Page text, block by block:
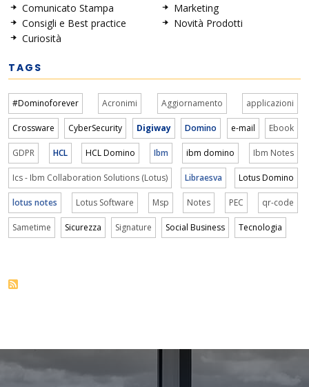
Comunicato Stampa
Consigli e Best practice
Curiosità
Marketing
Novità Prodotti
TAGS
#Dominoforever Acronimi Aggiornamento applicazioni
Crossware CyberSecurity Digiway Domino e-mail Ebook
GDPR HCL HCL Domino Ibm ibm domino Ibm Notes
Ics - Ibm Collaboration Solutions (Lotus) Libraesva Lotus Domino
lotus notes Lotus Software Msp Notes PEC qr-code
Sametime Sicurezza Signature Social Business Tecnologia